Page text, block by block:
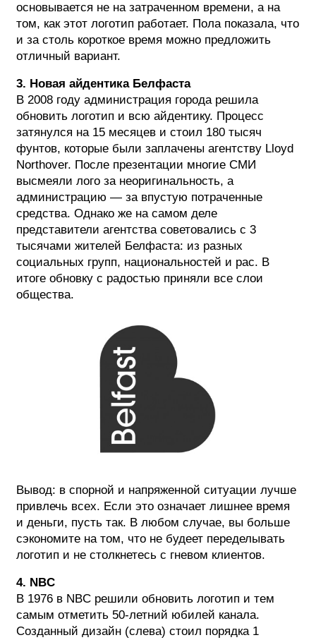
основывается не на затраченном времени, а на
том, как этот логотип работает. Пола показала, что
и за столь короткое время можно предложить
отличный вариант.
3. Новая айдентика Белфаста
В 2008 году администрация города решила
обновить логотип и всю айдентику. Процесс
затянулся на 15 месяцев и стоил 180 тысяч
фунтов, которые были заплачены агентству Lloyd
Northover. После презентации многие СМИ
высмеяли лого за неоригинальность, а
администрацию — за впустую потраченные
средства. Однако же на самом деле
представители агентства советовались с 3
тысячами жителей Белфаста: из разных
социальных групп, национальностей и рас. В
итоге обновку с радостью приняли все слои
общества.
Вывод: в спорной и напряженной ситуации лучше
привлечь всех. Если это означает лишнее время
и деньги, пусть так. В любом случае, вы больше
сэкономите на том, что не будеет переделывать
логотип и не столкнетесь с гневом клиентов.
4. NBC
В 1976 в NBC решили обновить логотип и тем
самым отметить 50-летний юбилей канала.
Созданный дизайн (слева) стоил порядка 1